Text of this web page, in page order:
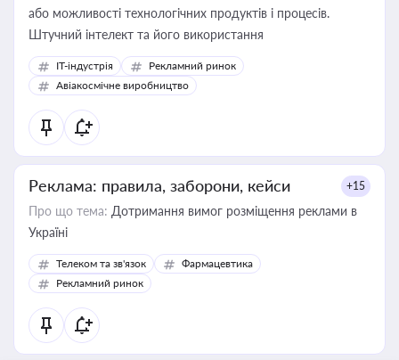
або можливості технологічних продуктів і процесів.
Штучний інтелект та його використання
IT-індустрія
Рекламний ринок
Авіакосмічне виробництво
Реклама: правила, заборони, кейси +15
Про що тема: Дотримання вимог розміщення реклами в
Україні
Телеком та зв'язок
Фармацевтика
Рекламний ринок